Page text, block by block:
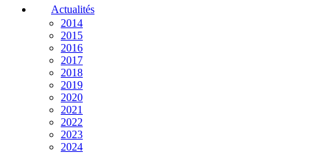
Actualités
2014
2015
2016
2017
2018
2019
2020
2021
2022
2023
2024